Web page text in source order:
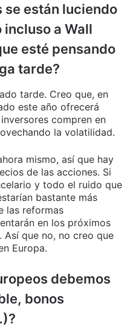
se están luciendo
a Wall
esté pensando
tarde?
tarde. Creo que, en
este año ofrecerá
compren en
la volatilidad.
mismo, así que hay
de las acciones. Si
y todo el ruido que
bastante más
las reformas
en los próximos
Así que no, no creo que
Europa.
debemos
bonos